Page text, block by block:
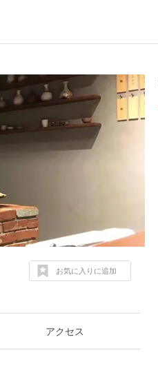
お気に入りに追加
アクセス